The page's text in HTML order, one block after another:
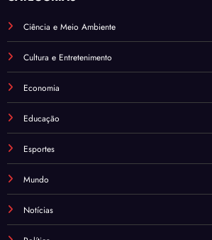
Ciência e Meio Ambiente
Cultura e Entretenimento
Economia
Educação
Esportes
Mundo
Notícias